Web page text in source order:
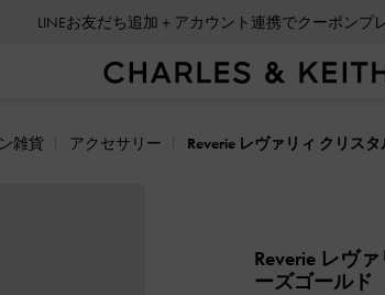
LINEお友だち追加＋アカウント連携でクーポンプ
雑貨 アクセサリー Reverie レヴァリィ クリス
Reverie レヴ
ーズゴールド